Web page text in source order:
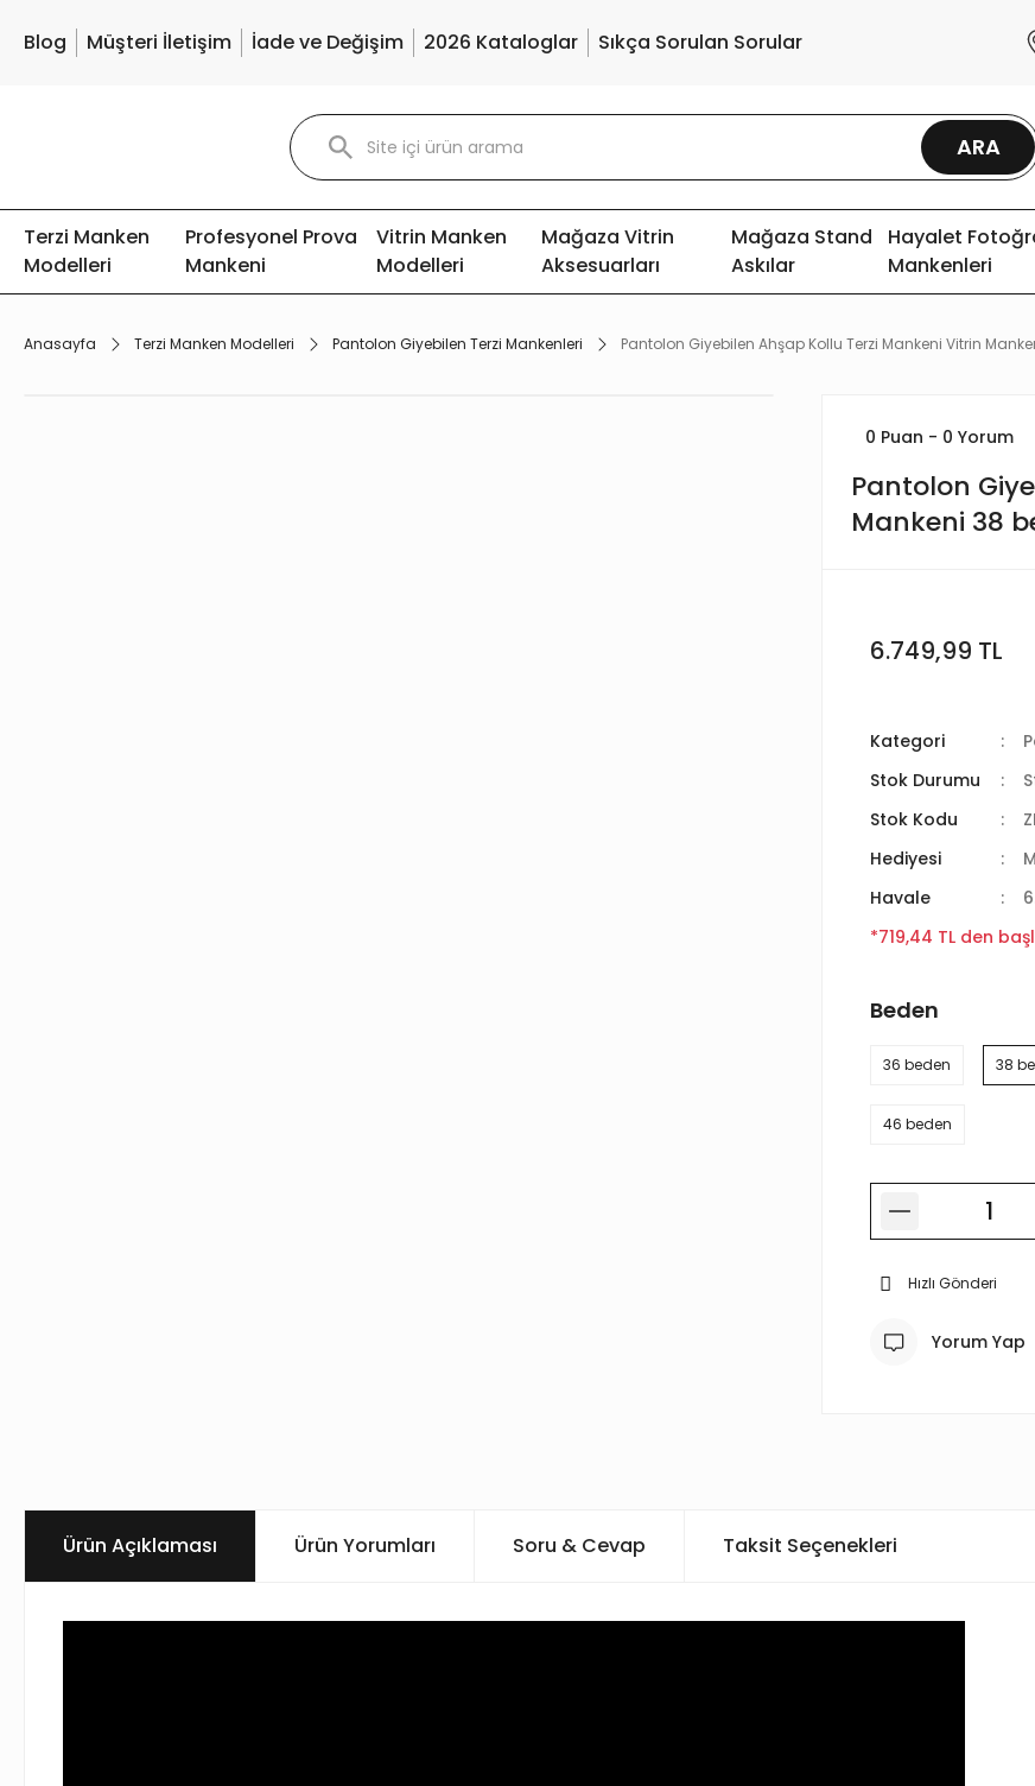
Blog Müşteri İletişim İade ve Değişim 2026 Kataloglar Sıkça Sorulan Sorular
ARA
Terzi Manken
Modelleri
Profesyonel Prova
Mankeni
Vitrin Manken
Modelleri
Mağaza Vitrin
Aksesuarları
Mağaza Stand
Askılar
Hayalet
Mankenleri
Anasayfa Terzi Manken Modelleri Pantolon Giyebilen Terzi Mankenleri Pantolon Giyebilen Ahşap Kollu Terzi Mankeni Vitrin
0 Puan - 0 Yorum
Pantolon
Mankeni 38
6.749,99 TL
Kategori
Stok Durumu
Stok Kodu
Hediyesi
Havale
*719,44 TL den
Beden
36 beden 38
46 beden
Hızlı Gönderi
Yorum Yap
Ürün Açıklaması Ürün Yorumları Soru & Cevap Taksit Seçenekleri